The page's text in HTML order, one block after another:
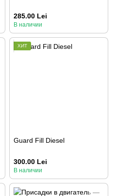
285.00 Lei
В наличии
ХИТ
Guard Fill Diesel
300.00 Lei
В наличии